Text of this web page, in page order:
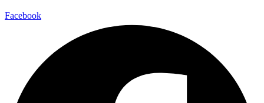
Facebook